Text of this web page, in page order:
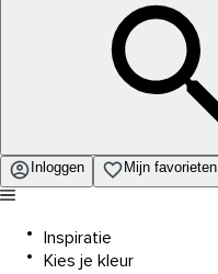
Inloggen Mijn favorieten
Inspiratie
Kies je kleur